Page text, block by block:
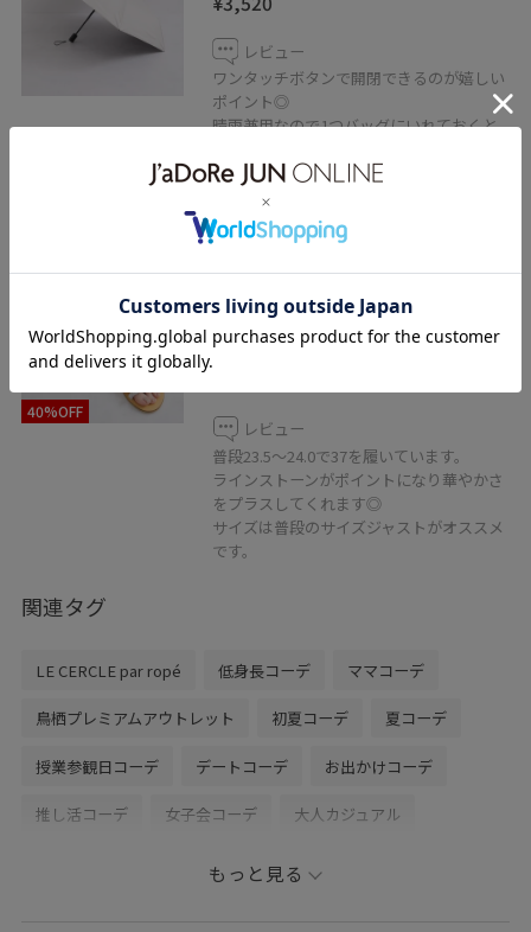
レビュー
ワンタッチボタンで開閉できるのが嬉しい
ポイント◎
晴雨兼用なので1つバッグにいれておくと
40%OFF
LE CERCLE par ropé
【NICOLAS LAINAS(ニコラスライナ
ス)】クリスタルモチーフフラット
サンダル
シルバー / 37
レビュー
普段23.5〜24.0で37を履いています。
ラインストーンがポイントになり華やかさ
をプラスしてくれます◎
サイズは普段のサイズジャストがオススメ
です。
関連タグ
LE CERCLE par ropé 低身長コーデ ママコーデ
鳥栖プレミアムアウトレット 初夏コーデ 夏コーデ
授業参観日コーデ デートコーデ お出かけコーデ
推し活コーデ 女子会コーデ 大人カジュアル
体型カバー モノトーンコーデ
もっと見る